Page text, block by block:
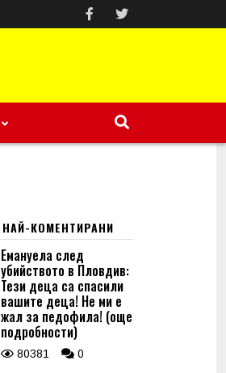
НАЙ-КОМЕНТИРАНИ
Емануела след
убийството в Пловдив:
Тези деца са спасили
вашите деца! Не ми е
жал за педофила! (още
подробности)
80381 0